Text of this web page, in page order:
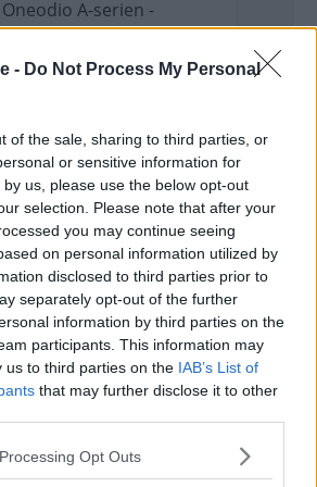
- Do Not Process My Personal
of the sale, sharing to third parties, or
or sensitive information for
us, please use the below opt-out
selection. Please note that after your
you may continue seeing
on personal information utilized by
disclosed to third parties prior to
separately opt-out of the further
information by third parties on the
participants. This information may
us to third parties on the IAB’s List of
that may further disclose it to other
website/app uses one or more Google
Opt Outs
A-serien -
5.0 Active Noise
Trådlösa hörlurar,
products/
headphones.
nu hörs vägbullret
ett mjukt mumlande. Min
blev med ens tyst
kolla vilka däck som satt
brukar vara
för den modellen - så olika
Michelin Primacy finns...
är detta vanligt.